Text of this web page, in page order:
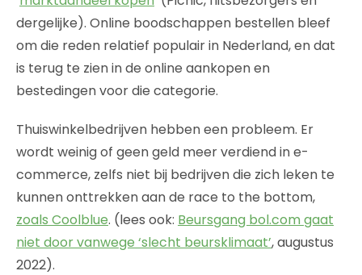
dergelijke). Online boodschappen bestellen bleef
om die reden relatief populair in Nederland, en dat
is terug te zien in de online aankopen en
bestedingen voor die categorie.
Thuiswinkelbedrijven hebben een probleem. Er
wordt weinig of geen geld meer verdiend in e-
commerce, zelfs niet bij bedrijven die zich leken te
kunnen onttrekken aan de race to the bottom,
zoals Coolblue. (lees ook: Beursgang bol.com gaat
niet door vanwege ‘slecht beursklimaat’, augustus
2022).